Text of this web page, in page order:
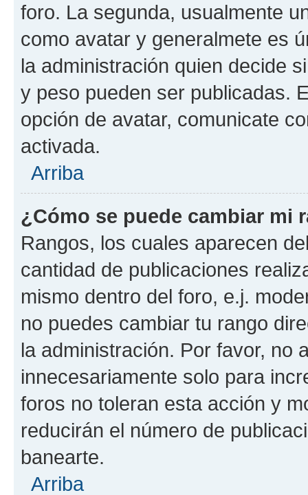
foro. La segunda, usualmente
como avatar y generalmete es
la administración quien decide
y peso pueden ser publicadas.
opción de avatar, comunicate
activada.
Arriba
¿Cómo se puede cambiar mi
Rangos, los cuales aparecen
cantidad de publicaciones
mismo dentro del foro, e.j.
no puedes cambiar tu rango
la administración. Por favor, no
innecesariamente solo para
foros no toleran esta acción y
reducirán el número de
banearte.
Arriba